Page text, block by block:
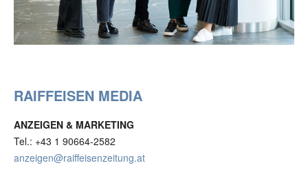
RAIFFEISEN MEDIA
ANZEIGEN & MARKETING
Tel.: +43 1 90664-2582
anzeigen@raiffeisenzeitung.at